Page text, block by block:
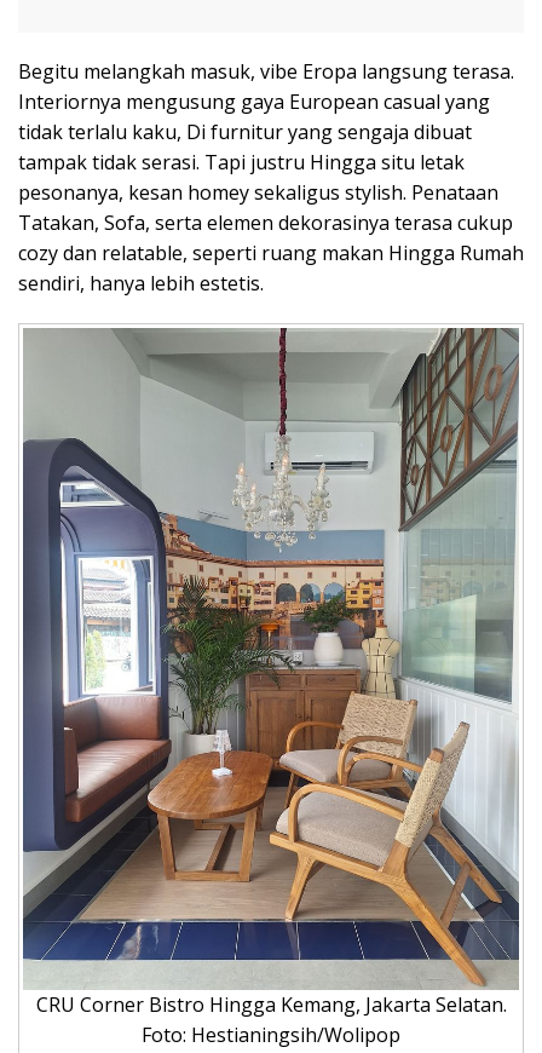
Begitu melangkah masuk, vibe Eropa langsung terasa.
Interiornya mengusung gaya European casual yang
tidak terlalu kaku, Di furnitur yang sengaja dibuat
tampak tidak serasi. Tapi justru Hingga situ letak
pesonanya, kesan homey sekaligus stylish. Penataan
Tatakan, Sofa, serta elemen dekorasinya terasa cukup
cozy dan relatable, seperti ruang makan Hingga Rumah
sendiri, hanya lebih estetis.
CRU Corner Bistro Hingga Kemang, Jakarta Selatan.
Foto: Hestianingsih/Wolipop